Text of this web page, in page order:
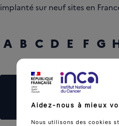
implanté sur neuf sites en
A B C D E F G
Rechercher un
Aidez-nous à mieux
Nous utilisons des cookies